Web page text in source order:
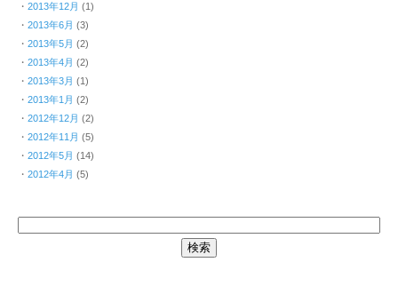
2013年12月 (1)
2013年6月 (3)
2013年5月 (2)
2013年4月 (2)
2013年3月 (1)
2013年1月 (2)
2012年12月 (2)
2012年11月 (5)
2012年5月 (14)
2012年4月 (5)